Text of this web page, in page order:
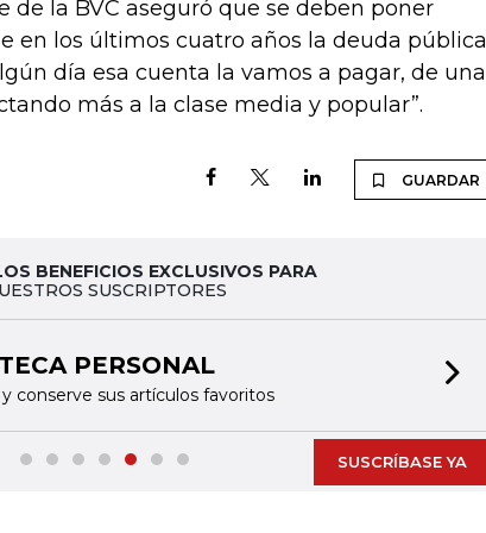
de la BVC aseguró que se deben poner
en los últimos cuatro años la deuda pública
día esa cuenta la vamos a pagar, de una
más a la clase media y popular”.
GUARDAR
BENEFICIOS EXCLUSIVOS PARA
SUSCRIPTORES
PERSONAL
conserve sus artículos favoritos
SUSCRÍBASE YA